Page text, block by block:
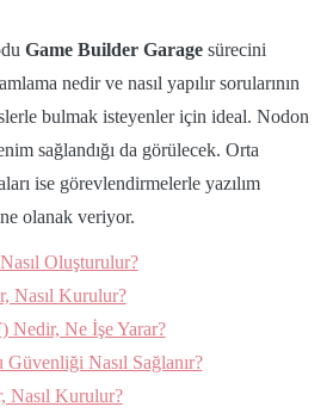
Game Builder Garage sürecini
nedir ve nasıl yapılır sorularının
bulmak isteyenler için ideal. Nodon
sağlandığı da görülecek. Orta
ise görevlendirmelerle yazılım
olanak veriyor.
Oluşturulur?
Nasıl Kurulur?
Nedir, Ne İşe Yarar?
Nasıl Sağlanır?
Nasıl Kurulur?